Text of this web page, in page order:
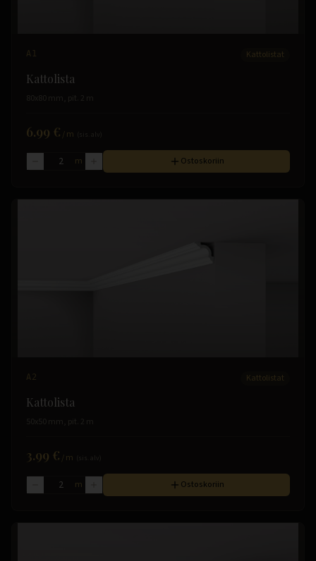
A1 Kattolistat
Kattolista
80x80 mm, pit. 2 m
6.99 € /m
m Ostoskoriin
A2 Kattolistat
Kattolista
50x50 mm, pit. 2 m
3.99 € /m
m Ostoskoriin